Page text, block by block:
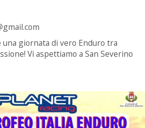
una giornata di vero Enduro tra
Vi aspettiamo a San Severino